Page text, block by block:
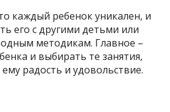
каждый ребенок уникален, и
его с другими детьми или
методикам. Главное –
и выбирать те занятия,
радость и удовольствие.